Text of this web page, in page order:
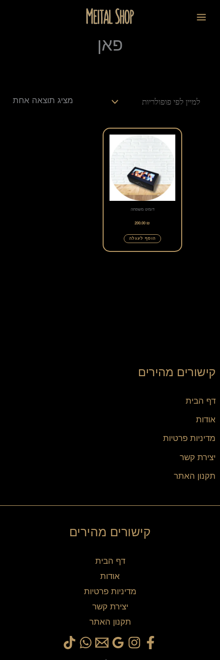
לתוכן
פאן
קישורים מהירים
דף הבית
אודות
מדיניות פרטיות
יצירת קשר
תקנון האתר
מציג תוצאה אחת
דומינו משפחה
200.00₪
הוסף לעגלה
קישורים מהירים
דף הבית
אודות
מדיניות פרטיות
יצירת קשר
תקנון האתר